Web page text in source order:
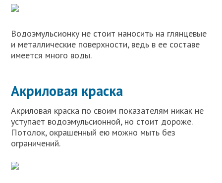
Водоэмульсионку не стоит наносить на глянцевые
и металлические поверхности, ведь в ее составе
имеется много воды.
Акриловая краска
Акриловая краска по своим показателям никак не
уступает водоэмульсионной, но стоит дороже.
Потолок, окрашенный ею можно мыть без
ограничений.